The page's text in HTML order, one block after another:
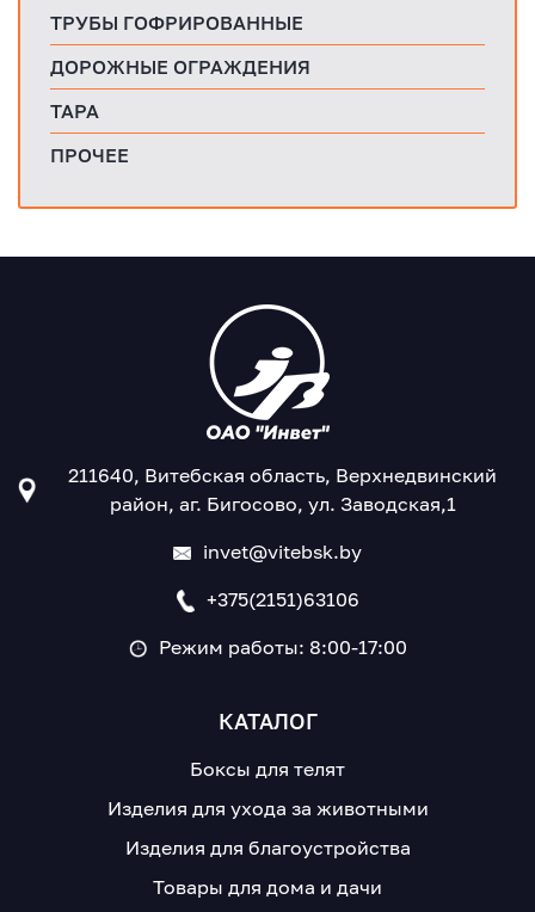
ТРУБЫ ГОФРИРОВАННЫЕ
ДОРОЖНЫЕ ОГРАЖДЕНИЯ
ТАРА
ПРОЧЕЕ
211640, Витебская область, Верхнедвинский
район, аг. Бигосово, ул. Заводская,1
invet@vitebsk.by
+375(2151)63106
Режим работы: 8:00-17:00
КАТАЛОГ
Боксы для телят
Изделия для ухода за животными
Изделия для благоустройства
Товары для дома и дачи